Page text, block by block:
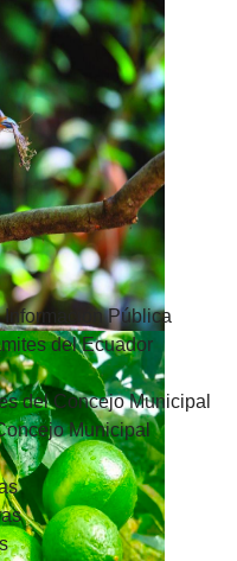
Pública
del Ecuador
del Concejo Municipal
Municipal